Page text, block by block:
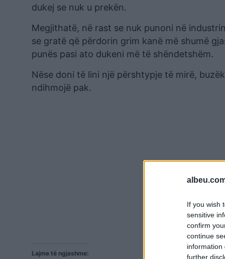
If you wish
sensitive
confirm
continue
information
further
dukej se nuk u prekën.
Megjithatë, në rast se nuk punoni në
se gratë që përdorin grim kanë më shumë
punës pasi ato dukeni më të shëndetshëm.
Nëse doni të lini një përshtypje të mirë,
ndihmojë pak.
Lajme të ngjashme: